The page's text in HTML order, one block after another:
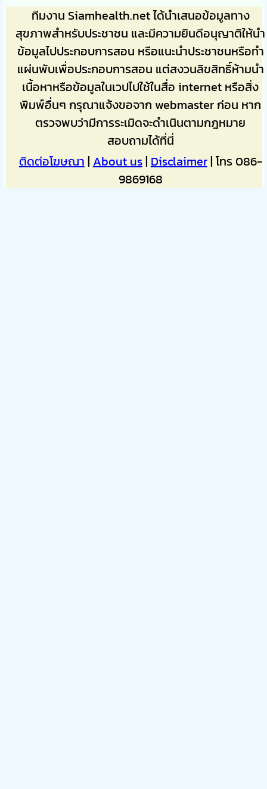
ทีมงาน Siamhealth.net ได้นำเสนอข้อมูลทาง
สุขภาพสำหรับประชาชน และมีความยินดีอนุญาติให้นำ
ข้อมูลไปประกอบการสอน หรือแนะนำประชาชนหรือทำ
แผ่นพับเพื่อประกอบการสอน แต่สงวนลิขสิทธิ์ห้ามนำ
เนื้อหาหรือข้อมูลในเวปไปใช้ในสื่อ internet หรือสิ่ง
พิมพ์อื่นๆ กรุณาแจ้งขอจาก webmaster ก่อน หาก
ตรวจพบว่ามีการระเมิดจะดำเนินตามกฎหมาย
สอบถามได้ที่นี่
ติดต่อโฆษณา|About us|Disclaimer| โทร 086-
9869168